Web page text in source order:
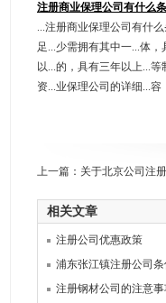
注册商业保理公司有什么
...注册商业保理公司有什
足...少需拥有其中一...体
以...的，具有三年以上...
资...业保理公司的详细...容
上一篇： 关于北京公司注
相关文章
注册公司优惠政策
浦东张江镇注册公司
注册钢材公司的注意事